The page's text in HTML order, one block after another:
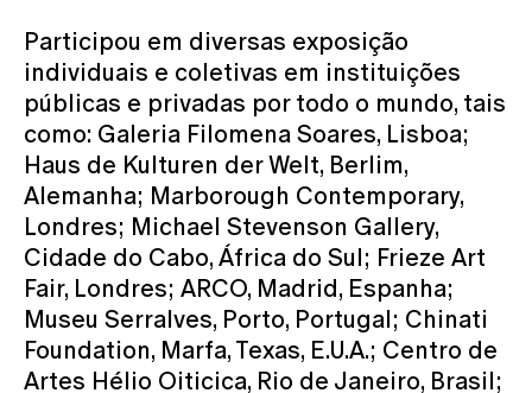
Participou em diversas exposição
individuais e coletivas em instituições
públicas e privadas por todo o mundo, tais
como: Galeria Filomena Soares, Lisboa;
Haus de Kulturen der Welt, Berlim,
Alemanha; Marborough Contemporary,
Londres; Michael Stevenson Gallery,
Cidade do Cabo, África do Sul; Frieze Art
Fair, Londres; ARCO, Madrid, Espanha;
Museu Serralves, Porto, Portugal; Chinati
Foundation, Marfa, Texas, E.U.A.; Centro de
Artes Hélio Oiticica, Rio de Janeiro, Brasil;